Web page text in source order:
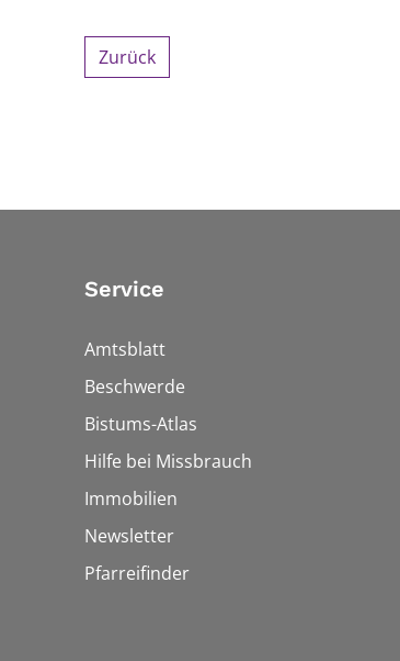
Zurück
Service
Amtsblatt
Beschwerde
Bistums-Atlas
Hilfe bei Missbrauch
Immobilien
Newsletter
Pfarreifinder